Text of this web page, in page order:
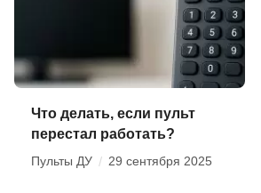
Что делать, если пульт
перестал работать?
Пульты ДУ / 29 сентября 2025